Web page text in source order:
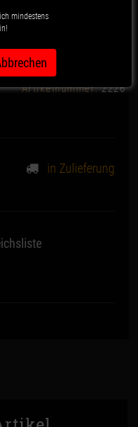
Hero 2.0 -
Artikelnummer:2226
in Zulieferung
mindestens